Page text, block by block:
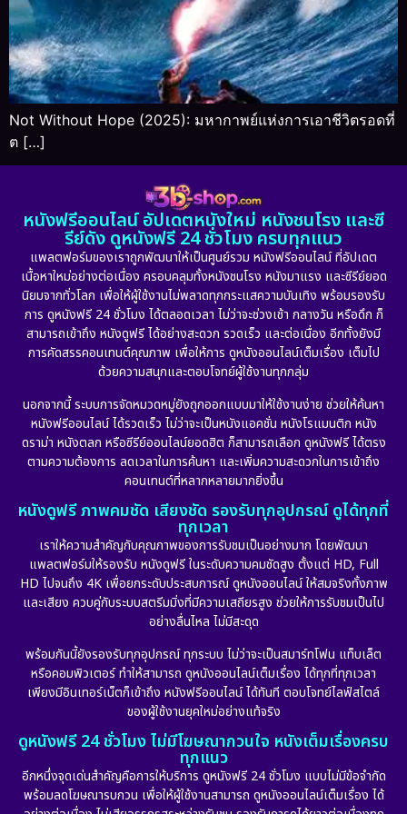
Not Without Hope (2025): มหากาพย์แห่งการเอาชีวิตรอดที่
ต […]
หนังฟรีออนไลน์ อัปเดตหนังใหม่ หนังชนโรง และซี
รีย์ดัง ดูหนังฟรี 24 ชั่วโมง ครบทุกแนว
แพลตฟอร์มของเราถูกพัฒนาให้เป็นศูนย์รวม หนังฟรีออนไลน์ ที่อัปเดต
เนื้อหาใหม่อย่างต่อเนื่อง ครอบคลุมทั้งหนังชนโรง หนังมาแรง และซีรีย์ยอด
นิยมจากทั่วโลก เพื่อให้ผู้ใช้งานไม่พลาดทุกกระแสความบันเทิง พร้อมรองรับ
การ ดูหนังฟรี 24 ชั่วโมง ได้ตลอดเวลา ไม่ว่าจะช่วงเช้า กลางวัน หรือดึก ก็
สามารถเข้าถึง หนังดูฟรี ได้อย่างสะดวก รวดเร็ว และต่อเนื่อง อีกทั้งยังมี
การคัดสรรคอนเทนต์คุณภาพ เพื่อให้การ ดูหนังออนไลน์เต็มเรื่อง เต็มไป
ด้วยความสนุกและตอบโจทย์ผู้ใช้งานทุกกลุ่ม
นอกจากนี้ ระบบการจัดหมวดหมู่ยังถูกออกแบบมาให้ใช้งานง่าย ช่วยให้ค้นหา
หนังฟรีออนไลน์ ได้รวดเร็ว ไม่ว่าจะเป็นหนังแอคชั่น หนังโรแมนติก หนัง
ดราม่า หนังตลก หรือซีรีย์ออนไลน์ยอดฮิต ก็สามารถเลือก ดูหนังฟรี ได้ตรง
ตามความต้องการ ลดเวลาในการค้นหา และเพิ่มความสะดวกในการเข้าถึง
คอนเทนต์ที่หลากหลายมากยิ่งขึ้น
หนังดูฟรี ภาพคมชัด เสียงชัด รองรับทุกอุปกรณ์ ดูได้ทุกที่
ทุกเวลา
เราให้ความสำคัญกับคุณภาพของการรับชมเป็นอย่างมาก โดยพัฒนา
แพลตฟอร์มให้รองรับ หนังดูฟรี ในระดับความคมชัดสูง ตั้งแต่ HD, Full
HD ไปจนถึง 4K เพื่อยกระดับประสบการณ์ ดูหนังออนไลน์ ให้สมจริงทั้งภาพ
และเสียง ควบคู่กับระบบสตรีมมิ่งที่มีความเสถียรสูง ช่วยให้การรับชมเป็นไป
อย่างลื่นไหล ไม่มีสะดุด
พร้อมกันนี้ยังรองรับทุกอุปกรณ์ ทุกระบบ ไม่ว่าจะเป็นสมาร์ทโฟน แท็บเล็ต
หรือคอมพิวเตอร์ ทำให้สามารถ ดูหนังออนไลน์เต็มเรื่อง ได้ทุกที่ทุกเวลา
เพียงมีอินเทอร์เน็ตก็เข้าถึง หนังฟรีออนไลน์ ได้ทันที ตอบโจทย์ไลฟ์สไตล์
ของผู้ใช้งานยุคใหม่อย่างแท้จริง
ดูหนังฟรี 24 ชั่วโมง ไม่มีโฆษณากวนใจ หนังเต็มเรื่องครบ
ทุกแนว
อีกหนึ่งจุดเด่นสำคัญคือการให้บริการ ดูหนังฟรี 24 ชั่วโมง แบบไม่มีข้อจำกัด
พร้อมลดโฆษณารบกวน เพื่อให้ผู้ใช้งานสามารถ ดูหนังออนไลน์เต็มเรื่อง ได้